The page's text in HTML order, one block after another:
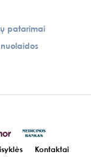
patarimai
Kontaktai